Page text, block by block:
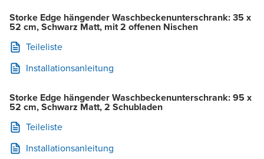
Storke Edge hängender Waschbeckenunterschrank: 35 x
52 cm, Schwarz Matt, mit 2 offenen Nischen
Teileliste
Installationsanleitung
Storke Edge hängender Waschbeckenunterschrank: 95 x
52 cm, Schwarz Matt, 2 Schubladen
Teileliste
Installationsanleitung